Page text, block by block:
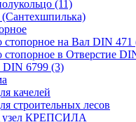
(11)
cтопорное на Вал DIN 471
стопорное в Отверстие
6799 (3)
качелей
строительных лесов
КРЕПСИЛА